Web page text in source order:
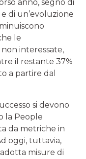
anno, segno di
di un’evoluzione
le
interessate,
il restante 37%
a partire dal
si devono
la People
da metriche in
oggi, tuttavia,
misure di